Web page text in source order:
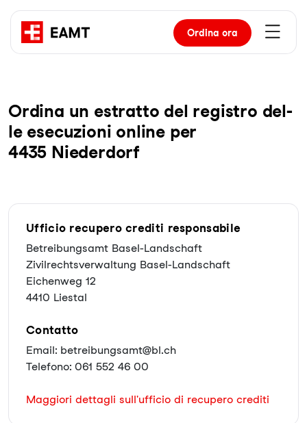
Ordina ora
Or­di­na un es­trat­to del re­gis­tro del­
le ese­cu­zio­ni on­line per
4435 Niederdorf
Ufficio recupero crediti responsabile
Betreibungsamt Basel-Landschaft
Zivilrechtsverwaltung Basel-Landschaft
Eichenweg 12
4410 Liestal
Contatto
Email: betreibungsamt@bl.ch
Telefono: 061 552 46 00
Maggiori dettagli sull'ufficio di recupero crediti